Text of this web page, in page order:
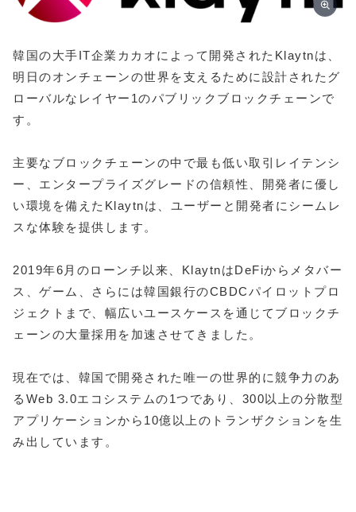
韓国の大手IT企業カカオによって開発されたKlaytnは、
明日のオンチェーンの世界を支えるために設計されたグ
ローバルなレイヤー1のパブリックブロックチェーンで
す。
​主要なブロックチェーンの中で最も低い取引レイテンシ
ー、エンタープライズグレードの信頼性、開発者に優し
い環境を備えたKlaytnは、ユーザーと開発者にシームレ
スな体験を提供します。
​2019年6月のローンチ以来、KlaytnはDeFiからメタバー
ス、ゲーム、さらには韓国銀行のCBDCパイロットプロ
ジェクトまで、幅広いユースケースを通じてブロックチ
ェーンの大量採用を加速させてきました。
​現在では、韓国で開発された唯一の世界的に競争力のあ
るWeb 3.0エコシステムの1つであり、300以上の分散型
アプリケーションから10億以上のトランザクションを生
み出しています。